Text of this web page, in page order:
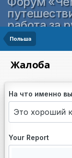
работа за
Польша
Жалоба
На что именно
Your Report